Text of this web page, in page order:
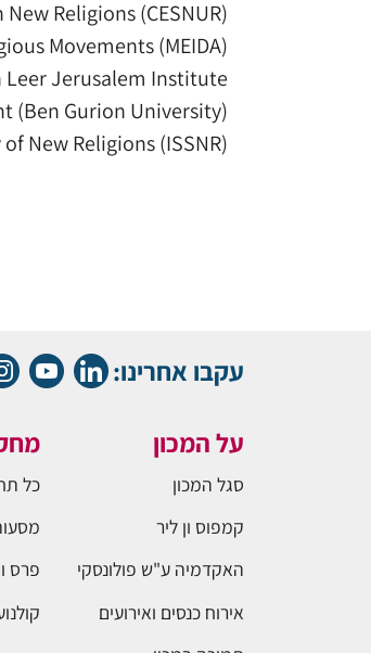
Religions (CESNUR)
Movements (MEIDA)
Leer Jerusalem Institute
(Ben Gurion University)
New Religions (ISSNR)
עקבו אחרינו:
על המכון
סגל המכון
קמפוס ון ליר
האקדמיה ע"ש פולונסקי
אירוח כנסים ואירועים
כל
פרס